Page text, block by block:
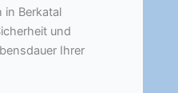
in Berkatal
und
Ihrer